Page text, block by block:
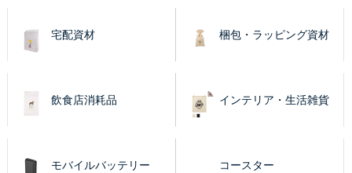
宅配資材 梱包・ラッピング資材
飲食店消耗品 インテリア・生活雑貨
モバイルバッテリー コースター